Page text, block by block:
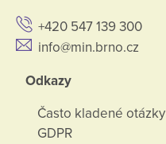
+420 547 139 300
info@min.brno.cz
Odkazy
Často kladené otázky
GDPR